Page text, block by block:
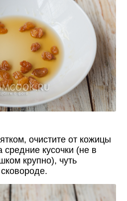
очистите от кожицы
кусочки (не в
крупно), чуть